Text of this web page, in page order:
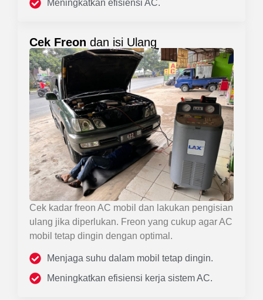
Meningkatkan efisiensi AC.
Cek Freon dan isi Ulang
Cek kadar freon AC mobil dan lakukan pengisian
ulang jika diperlukan. Freon yang cukup agar AC
mobil tetap dingin dengan optimal.
Menjaga suhu dalam mobil tetap dingin.
Meningkatkan efisiensi kerja sistem AC.